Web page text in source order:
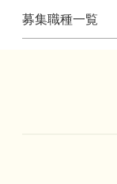
募集職種一覧